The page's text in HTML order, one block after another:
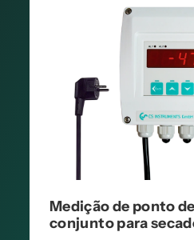
Medição de ponto
conjunto para